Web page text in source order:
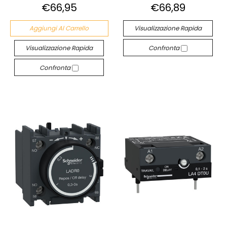
€66,95
Aggiungi Al Carrello
Visualizzazione Rapida
Confronta
€66,89
Visualizzazione Rapida
Confronta